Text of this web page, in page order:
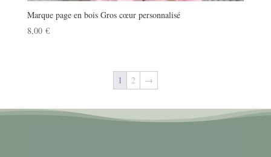
Marque page en bois Gros cœur personnalisé
8,00 €
1 2 →